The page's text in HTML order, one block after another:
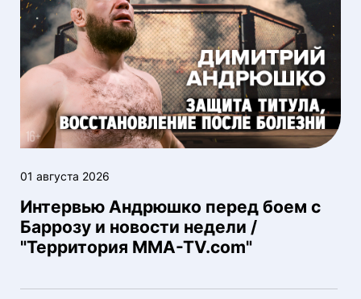
01 августа 2026
Интервью Андрюшко перед боем с
Баррозу и новости недели /
"Территория MMA-TV.com"